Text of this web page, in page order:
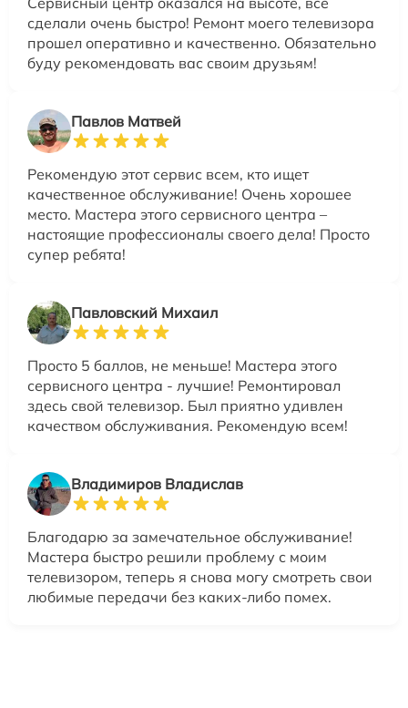
сделали очень быстро! Ремонт моего телевизора
прошел оперативно и качественно. Обязательно
буду рекомендовать вас своим друзьям!
Павлов Матвей
Рекомендую этот сервис всем, кто ищет
качественное обслуживание! Очень хорошее
место. Мастера этого сервисного центра –
настоящие профессионалы своего дела! Просто
супер ребята!
Павловский Михаил
Просто 5 баллов, не меньше! Мастера этого
сервисного центра - лучшие! Ремонтировал
здесь свой телевизор. Был приятно удивлен
качеством обслуживания. Рекомендую всем!
Владимиров Владислав
Благодарю за замечательное обслуживание!
Мастера быстро решили проблему с моим
телевизором, теперь я снова могу смотреть свои
любимые передачи без каких-либо помех.